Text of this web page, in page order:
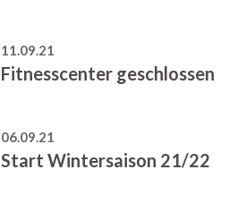
11.09.21
Fitnesscenter geschlossen
06.09.21
Start Wintersaison 21/22